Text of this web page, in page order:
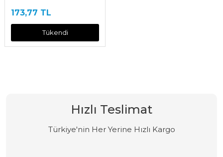
173,77 TL
Tükendi
Hızlı Teslimat
Türkiye'nin Her Yerine Hızlı Kargo